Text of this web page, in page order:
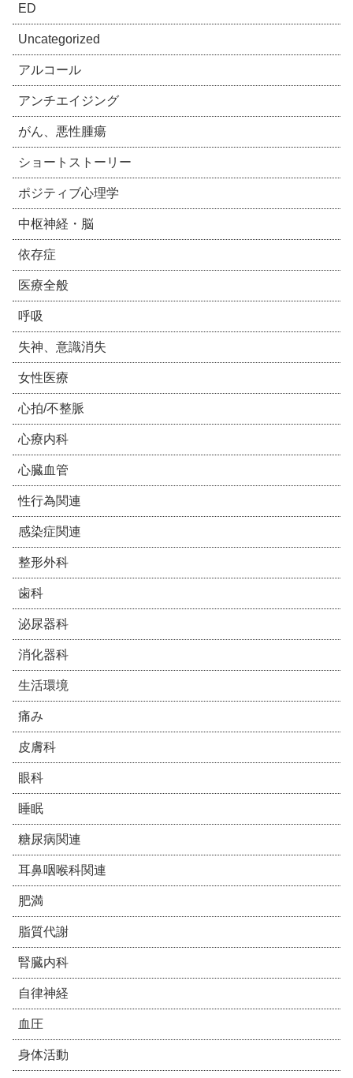
ED
Uncategorized
アルコール
アンチエイジング
がん、悪性腫瘍
ショートストーリー
ポジティブ心理学
中枢神経・脳
依存症
医療全般
呼吸
失神、意識消失
女性医療
心拍/不整脈
心療内科
心臓血管
性行為関連
感染症関連
整形外科
歯科
泌尿器科
消化器科
生活環境
痛み
皮膚科
眼科
睡眠
糖尿病関連
耳鼻咽喉科関連
肥満
脂質代謝
腎臓内科
自律神経
血圧
身体活動